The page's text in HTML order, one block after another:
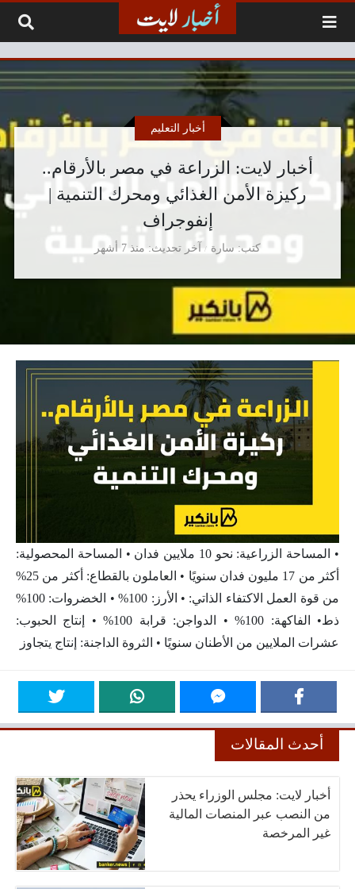
أخبار لايت: الزراعة في مصر بالأرقام..
ركيزة الأمن الغذائي ومحرك التنمية |
إنفوجراف
كتب سارة
أخبار التعليم
آخر تحديث منذ 7 أشهر
• المساحة الزراعية: نحو 10 ملايين فدان • المساحة المحصولية:
أكثر من 17 مليون فدان سنويًا • العاملون بالقطاع: أكثر من 25%
من قوة العمل الاكتفاء الذاتي: • الأرز: 100% • الخضروات: 100%
ذط• الفاكهة: 100% • الدواجن: قرابة 100% • إنتاج الحبوب:
عشرات الملايين من الأطنان سنويًا • الثروة الداجنة: إنتاج يتجاوز
أحدث المقالات
أخبار لايت: مجلس الوزراء يحذر
من النصب عبر المنصات المالية
غير المرخصة